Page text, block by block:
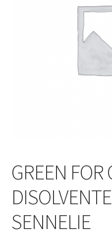
GREEN FOR
SENNELIE